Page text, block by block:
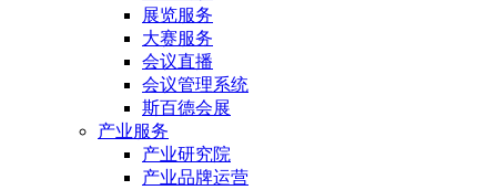
展览服务
大赛服务
会议直播
会议管理系统
斯百德会展
产业服务
产业研究院
产业品牌运营